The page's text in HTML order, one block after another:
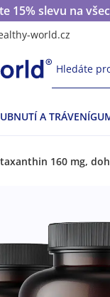
15% slevu na
world.cz
Hledáte
A TRÁVENÍ
160 mg,